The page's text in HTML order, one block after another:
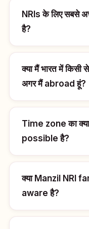
NRIs के लिए सबसे
है?
क्या मैं भारत में
अगर मैं abroad हूं?
Time zone का
possible है?
क्या Manzil NRI
aware है?